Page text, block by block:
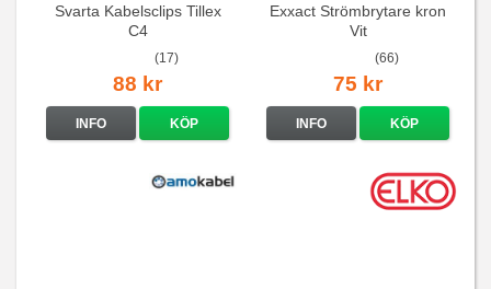
Svarta Kabelsclips Tillex
C4
(17)
88 kr
INFO KÖP
Exxact Strömbrytare kron
Vit
(66)
75 kr
INFO KÖP